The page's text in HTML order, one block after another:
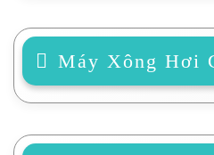
Máy Xông Hơi